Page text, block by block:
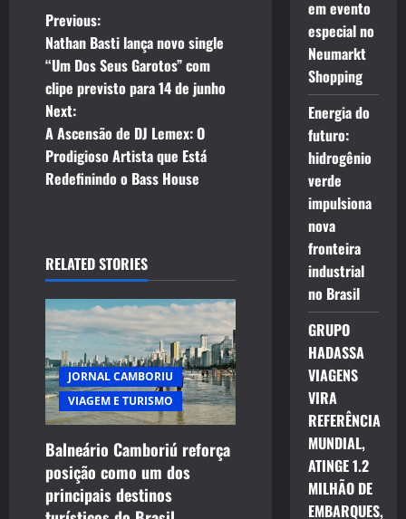
P
o
s
t
n
v
i
g
a
t
i
o
Previous:
Nathan Basti lança novo single
“Um Dos Seus Garotos” com
clipe previsto para 14 de junho
Next:
A Ascensão de DJ Lemex: O
Prodigioso Artista que Está
Redefinindo o Bass House
RELATED STORIES
JORNAL CAMBORIU
VIAGEM E TURISMO
Balneário Camboriú reforça
posição como um dos
principais destinos
em evento
especial no
Neumarkt
Shopping
Energia do
futuro:
hidrogênio
verde
impulsiona
nova
fronteira
industrial
no Brasil
GRUPO
HADASSA
VIAGENS
VIRA
REFERÊNCIA
MUNDIAL,
ATINGE 1.2
MILHÃO DE
EMBARQUES,